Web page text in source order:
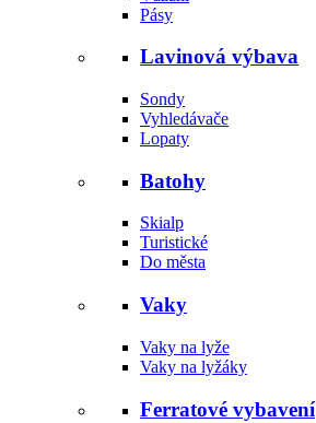
Pásy
Lavinová výbava
Sondy
Vyhledávače
Lopaty
Batohy
Skialp
Turistické
Do města
Vaky
Vaky na lyže
Vaky na lyžáky
Ferratové vybavení